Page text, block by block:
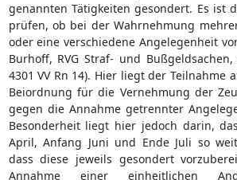
genannten Tätigkeiten gesondert. Es ist
prüfen, ob bei der Wahrnehmung
oder eine verschiedene Angelegenheit
Burhoff, RVG Straf- und
4301 VV Rn 14). Hier liegt der Teilnahme
Beiordnung für die Vernehmung der
gegen die Annahme getrennter
Besonderheit liegt hier jedoch darin,
April, Anfang Juni und Ende Juli so
dass diese jeweils gesondert
Annahme einer einheitlichen